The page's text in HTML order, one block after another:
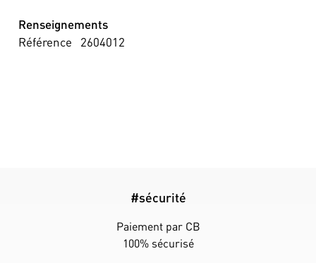
Renseignements
Référence
2604012
#sécurité
Paiement par CB
100% sécurisé